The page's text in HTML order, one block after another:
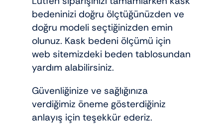
bedeninizi doğru ölçtüğünüzden ve
doğru modeli seçtiğinizden emin
olunuz. Kask bedeni ölçümü için
web sitemizdeki beden tablosundan
yardım alabilirsiniz.
Güvenliğinize ve sağlığınıza
verdiğimiz öneme gösterdiğiniz
anlayış için teşekkür ederiz.